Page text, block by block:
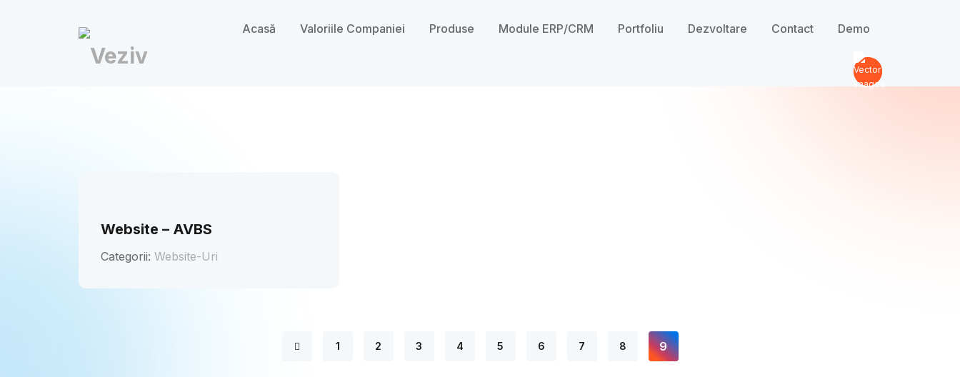
Acasă Valoriile Companiei Produse Module ERP/CRM Portfoliu Dezvoltare Contact Demo
Website – AVBS
Categorii: Website-Uri
1 2 3 4 5 6 7 8 9